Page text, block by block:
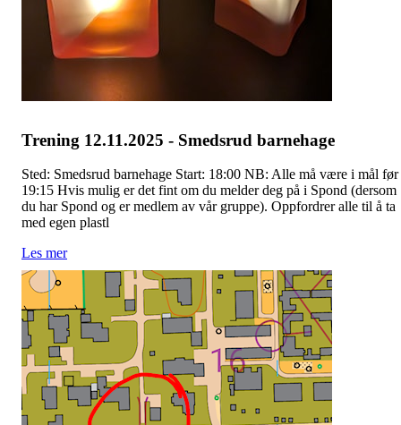
Trening 12.11.2025 - Smedsrud barnehage
Sted: Smedsrud barnehage Start: 18:00 NB: Alle må være i mål før
19:15 Hvis mulig er det fint om du melder deg på i Spond (dersom
du har Spond og er medlem av vår gruppe). Oppfordrer alle til å ta
med egen plastl
Les mer